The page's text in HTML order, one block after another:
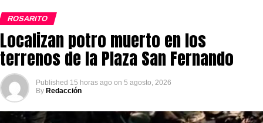
ROSARITO
Localizan potro muerto en los
terrenos de la Plaza San Fernando
Published 15 horas ago on 5 agosto, 2026
By Redacción